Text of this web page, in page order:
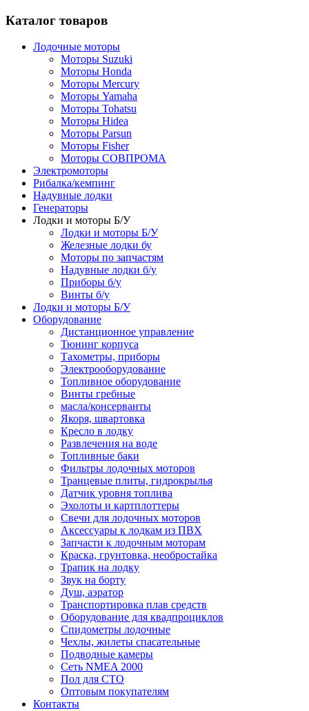
Каталог товаров
Лодочные моторы
Моторы Suzuki
Моторы Honda
Моторы Mercury
Моторы Yamaha
Моторы Tohatsu
Моторы Hidea
Моторы Parsun
Моторы Fisher
Моторы СОВПРОМА
Электромоторы
Рибалка/кемпинг
Надувные лодки
Генераторы
Лодки и моторы Б/У
Лодки и моторы Б/У
Железные лодки бу
Моторы по запчастям
Надувные лодки б/у
Приборы б/у
Винты б/у
Лодки и моторы Б/У
Оборудование
Дистанционное управление
Тюнинг корпуса
Тахометры, приборы
Электрооборудование
Топливное оборудование
Винты гребные
масла/консерванты
Якоря, швартовка
Кресло в лодку
Развлечения на воде
Топливные баки
Фильтры лодочных моторов
Транцевые плиты, гидрокрылья
Датчик уровня топлива
Эхолоты и картплоттеры
Cвечи для лодочных моторов
Аксессуары к лодкам из ПВХ
Запчасти к лодочным моторам
Краска, грунтовка, необростайка
Трапик на лодку
Звук на борту
Душ, аэратор
Транспортировка плав средств
Оборудование для квадпроциклов
Спидометры лодочные
Чехлы, жилеты спасательные
Подводные камеры
Сеть NMEA 2000
Пол для СТО
Оптовым покупателям
Контакты